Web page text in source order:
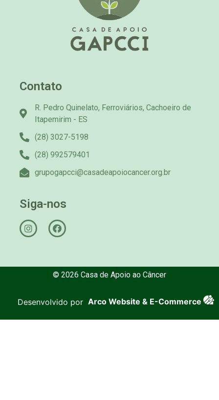
Contato
R. Pedro Quinelato, Ferroviários, Cachoeiro de
Itapemirim - ES
(28) 3027-5198
(28) 992579401
grupogapcci@casadeapoiocancer.org.br
Siga-nos
© 2026 Casa de Apoio ao Câncer
Desenvolvido por Arco Website & E-Commerce